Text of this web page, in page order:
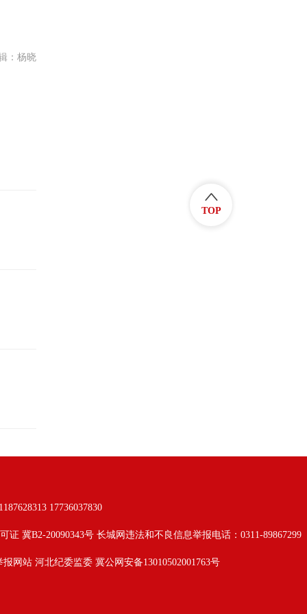
：杨晓
17736037830
冀B2-20090343号 长城网违法和不良信息举报电话：0311-89867299
报网站 河北纪委监委 冀公网安备13010502001763号
TOP